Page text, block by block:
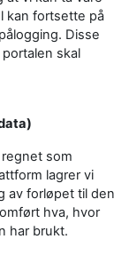
kan fortsette på
Disse
skal
som
lagrer vi
av forløpet til den
hva, hvor
har brukt.